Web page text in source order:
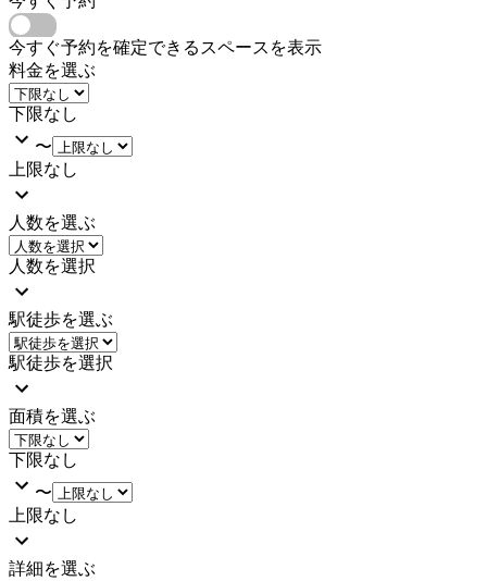
今すぐ予約を確定できるスペースを表示
料金を選ぶ
下限なし
〜
上限なし
人数を選ぶ
人数を選択
駅徒歩を選ぶ
駅徒歩を選択
面積を選ぶ
下限なし
〜
上限なし
詳細を選ぶ